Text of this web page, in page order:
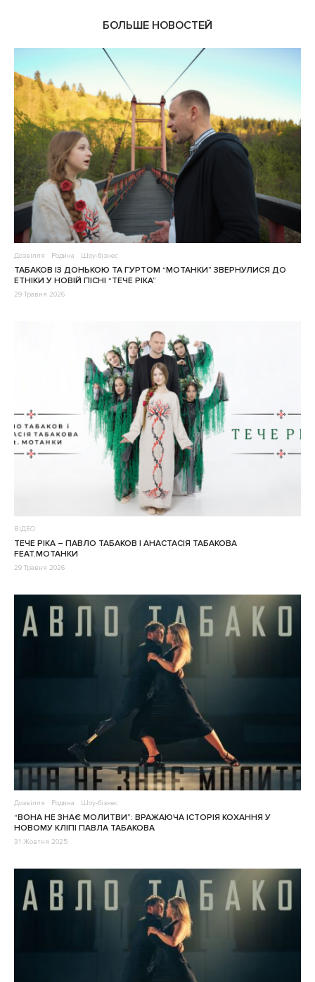
БОЛЬШЕ НОВОСТЕЙ
Дозвілля Родина Шоу-бізнес
ТАБАКОВ ІЗ ДОНЬКОЮ ТА ГУРТОМ “МОТАНКИ” ЗВЕРНУЛИСЯ ДО
ЕТНІКИ У НОВІЙ ПІСНІ “ТЕЧЕ РІКА”
29 Травня 2026
ВІДЕО
ТЕЧЕ РІКА – ПАВЛО ТАБАКОВ І АНАСТАСІЯ ТАБАКОВА
FEAT.МОТАНКИ
29 Травня 2026
Дозвілля Родина Шоу-бізнес
“ВОНА НЕ ЗНАЄ МОЛИТВИ”: ВРАЖАЮЧА ІСТОРІЯ КОХАННЯ У
НОВОМУ КЛІПІ ПАВЛА ТАБАКОВА
31 Жовтня 2025